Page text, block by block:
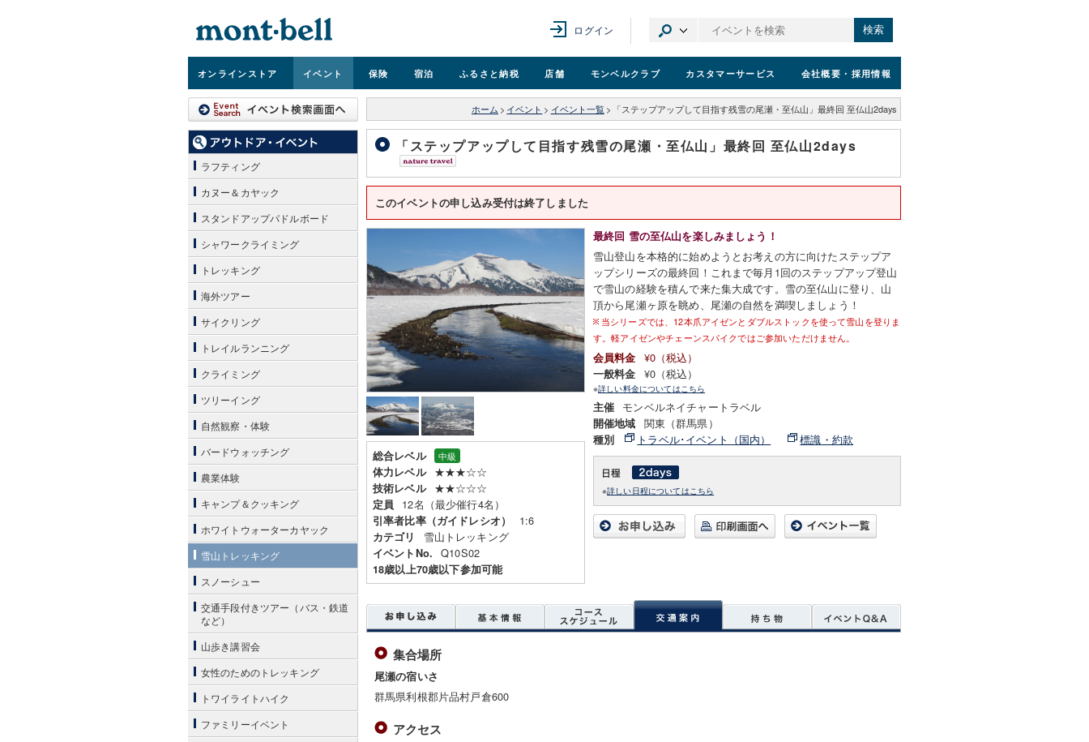
ログイン 検索
オンラインストア イベント 保険 宿泊 ふるさと納税 店舗 モンベルクラブ カスタマーサービス 会社概要 ・採用情報
ホーム > イベント > イベント一覧 > 「ステップアップして目指す残雪の尾瀬・至仏山」最終回 至仏山2days
「ステップアップして目指す残雪の尾瀬・至仏山」最終回 至仏山2days
このイベントの申し込み受付は終了しました
総合レベル 中級
体力レベル ★★★☆☆
技術レベル ★★☆☆☆
定員 12名（最少催行4名）
引率者比率（ガイドレシオ） 1:6
カテゴリ 雪山トレッキング
イベントNo. Q10S02
18歳以上70歳以下参加可能
最終回 雪の至仏山を楽しみましょう！
雪山登山を本格的に始めようとお考えの方に向けたステップア
ップシリーズの最終回！これまで毎月1回のステップアップ登山
で雪山の経験を積んで来た集大成です。雪の至仏山に登り、山
頂から尾瀬ヶ原を眺め、尾瀬の自然を満喫しましょう！
当シリーズでは、12本爪アイゼンとダブルストックを使って雪山を登りま
す。軽アイゼンやチェーンスパイクではご参加いただけません。
会員料金 ¥0（税込）
一般料金 ¥0（税込）
※詳しい料金についてはこちら
主催 モンベルネイチャートラベル
開催地域 関東（群馬県）
種別 トラベル･イベント（国内） 標識・約款
※詳しい日程についてはこちら
集合場所
尾瀬の宿いさ
群馬県利根郡片品村戸倉600
アクセス
ラフティング
カヌー＆カヤック
スタンドアップパドルボード
シャワークライミング
トレッキング
海外ツアー
サイクリング
トレイルランニング
クライミング
ツリーイング
自然観察・体験
バードウォッチング
農業体験
キャンプ＆クッキング
ホワイトウォーターカヤック
雪山トレッキング
スノーシュー
交通手段付きツアー（バス・鉄道
など）
山歩き講習会
女性のためのトレッキング
トワイライトハイク
ファミリーイベント